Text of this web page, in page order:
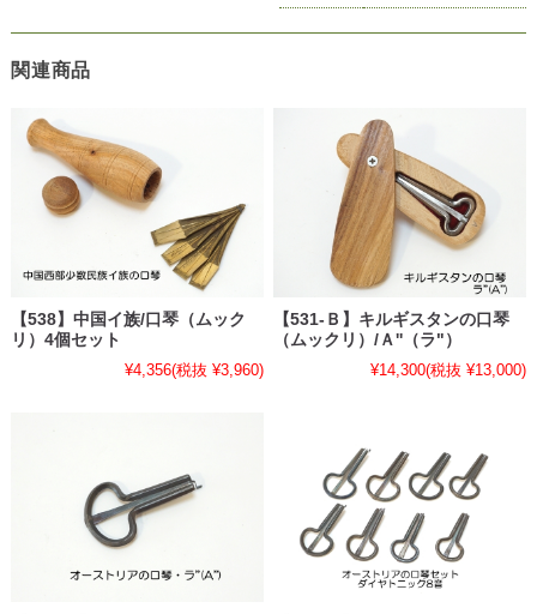
関連商品
【538】中国イ族/口琴（ムック
リ）4個セット
¥4,356(税抜 ¥3,960)
【531-Ｂ】キルギスタンの口琴
（ムックリ）/Ａ''（ラ"）
¥14,300(税抜 ¥13,000)